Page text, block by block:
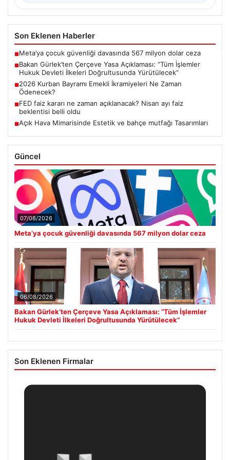
Son Eklenen Haberler
■Meta’ya çocuk güvenliği davasında 567 milyon dolar ceza
■Bakan Gürlek’ten Çerçeve Yasa Açıklaması: “Tüm İşlemler
Hukuk Devleti İlkeleri Doğrultusunda Yürütülecek”
■2026 Kurban Bayramı Emekli İkramiyeleri Ne Zaman
Ödenecek?
■FED faiz kararı ne zaman açıklanacak? Nisan ayı faiz
beklentisi belli oldu
■Açık Hava Mimarisinde Estetik ve bahçe mutfağı Tasarımları
Güncel
07/08/2026
Meta’ya çocuk güvenliği davasında 567 milyon dolar ceza
06/08/2026
Bakan Gürlek’ten Çerçeve Yasa Açıklaması: “Tüm İşlemler
Hukuk Devleti İlkeleri Doğrultusunda Yürütülecek”
Son Eklenen Firmalar